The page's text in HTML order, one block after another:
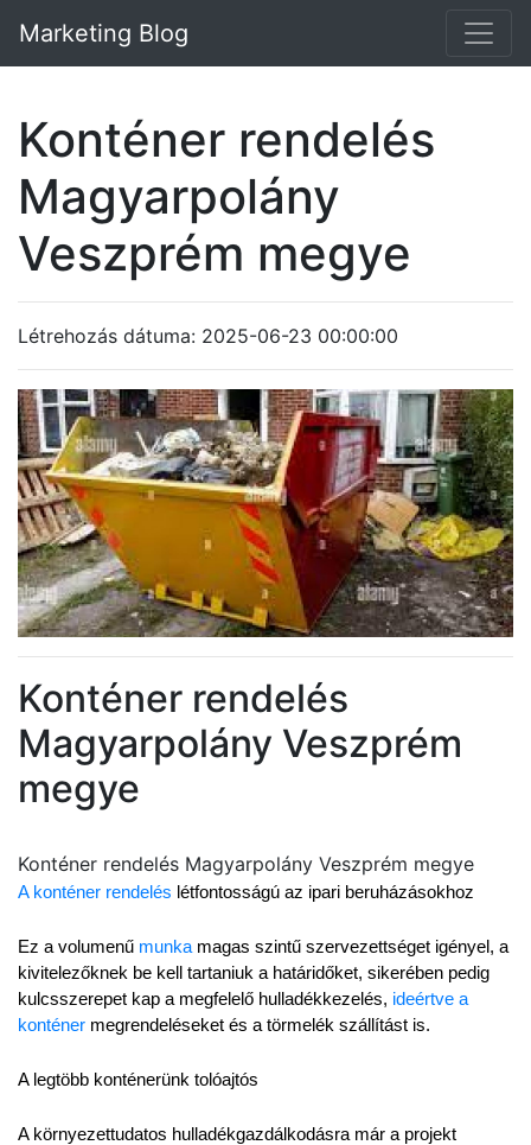
Marketing Blog
Konténer rendelés
Magyarpolány
Veszprém megye
Létrehozás dátuma: 2025-06-23 00:00:00
Konténer rendelés
Magyarpolány Veszprém
megye
Konténer rendelés Magyarpolány Veszprém megye
A konténer rendelés létfontosságú az ipari beruházásokhoz
Ez a volumenű munka magas szintű szervezettséget igényel, a
kivitelezőknek be kell tartaniuk a határidőket, sikerében pedig
kulcsszerepet kap a megfelelő hulladékkezelés, ideértve a
konténer megrendeléseket és a törmelék szállítást is.
A legtöbb konténerünk tolóajtós
A környezettudatos hulladékgazdálkodásra már a projekt